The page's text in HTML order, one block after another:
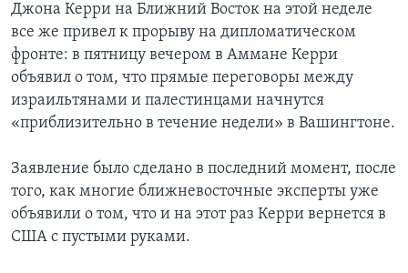
Джона Керри на Ближний Восток на этой неделе
все же привел к прорыву на дипломатическом
фронте: в пятницу вечером в Аммане Керри
объявил о том, что прямые переговоры между
израильтянами и палестинцами начнутся
«приблизительно в течение недели» в Вашингтоне.
Заявление было сделано в последний момент, после
того, как многие ближневосточные эксперты уже
объявили о том, что и на этот раз Керри вернется в
США с пустыми руками.